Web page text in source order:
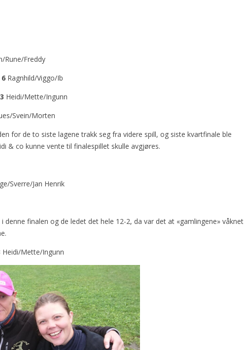
Rune/Freddy
6 Ragnhild/Viggo/Ib
Heidi/Mette/Ingunn
Svein/Morten
for de to siste lagene trakk seg fra videre spill, og siste kvartfinale ble
& co kunne vente til finalespillet skulle avgjøres.
Sverre/Jan Henrik
denne finalen og de ledet det hele 12-2, da var det at «gamlingene» våknet
Heidi/Mette/Ingunn